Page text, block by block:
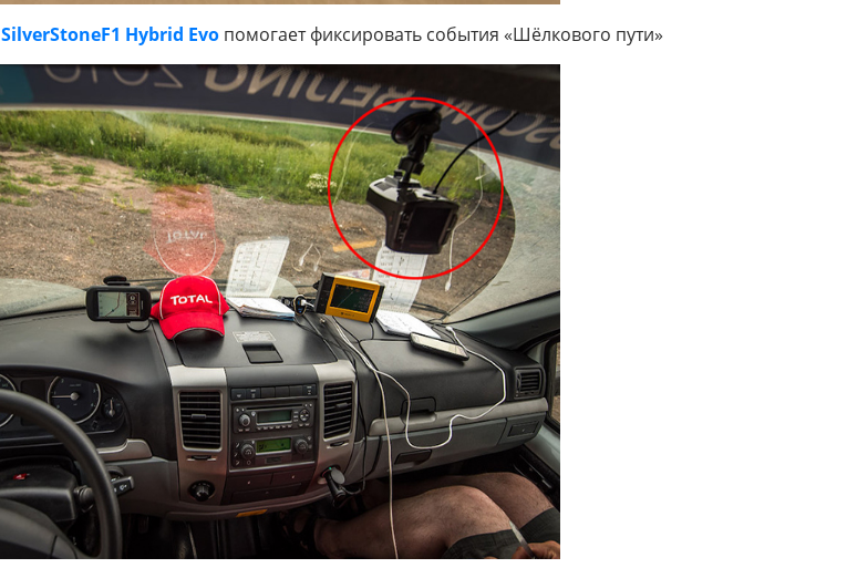
SilverStoneF1 Hybrid Evoпомогает фиксировать события «Шёлкового пути»